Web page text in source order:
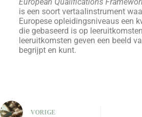
is een soort vertaalinstrument
Europese opleidingsniveaus een
die gebaseerd is op
leeruitkomsten geven een beeld
begrijpt en kunt.
VORIGE